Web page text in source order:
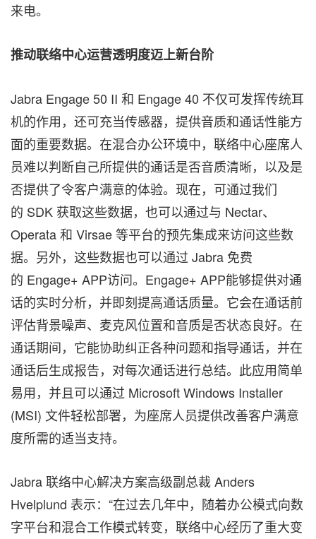
来电。
推动联络中心运营透明度迈上新台阶
Jabra Engage 50 II 和 Engage 40 不仅可发挥传统耳
机的作用，还可充当传感器，提供音质和通话性能方
面的重要数据。在混合办公环境中，联络中心座席人
员难以判断自己所提供的通话是否音质清晰，以及是
否提供了令客户满意的体验。现在，可通过我们
的 SDK 获取这些数据，也可以通过与 Nectar、
Operata 和 Virsae 等平台的预先集成来访问这些数
据。另外，这些数据也可以通过 Jabra 免费
的 Engage+ APP访问。Engage+ APP能够提供对通
话的实时分析，并即刻提高通话质量。它会在通话前
评估背景噪声、麦克风位置和音质是否状态良好。在
通话期间，它能协助纠正各种问题和指导通话，并在
通话后生成报告，对每次通话进行总结。此应用简单
易用，并且可以通过 Microsoft Windows Installer
(MSI) 文件轻松部署，为座席人员提供改善客户满意
度所需的适当支持。
Jabra 联络中心解决方案高级副总裁 Anders
Hvelplund 表示：“在过去几年中，随着办公模式向数
字平台和混合工作模式转变，联络中心经历了重大变